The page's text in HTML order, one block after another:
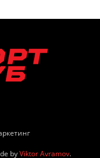
byViktor Avramov.